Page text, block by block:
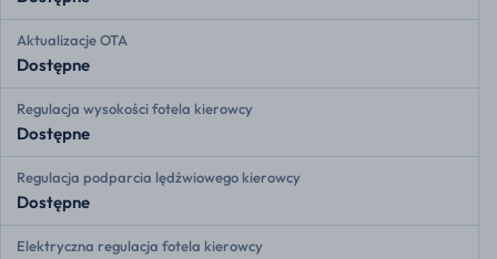
Aktualizacje OTA
Dostępne
Regulacja wysokości fotela kierowcy
Dostępne
Regulacja podparcia lędźwiowego kierowcy
Dostępne
Elektryczna regulacja fotela kierowcy